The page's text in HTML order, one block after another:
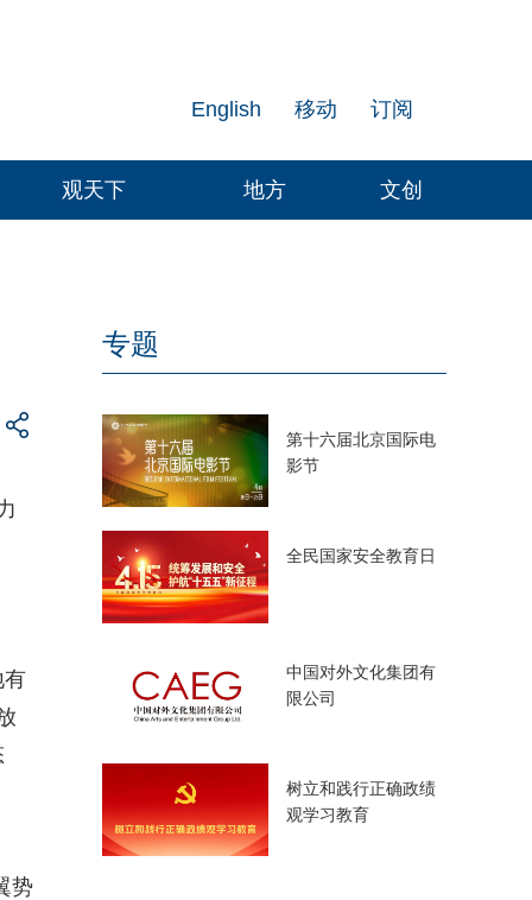
订阅
移动
English
观天下 地方 文创
有
势
专题
第十六届北京国际电
影节
全民国家安全教育日
中国对外文化集团有
限公司
树立和践行正确政绩
观学习教育